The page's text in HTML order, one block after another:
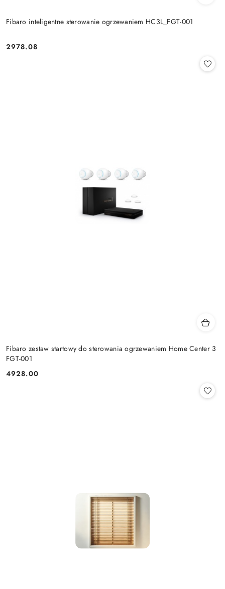
Fibaro inteligentne sterowanie ogrzewaniem HC3L_FGT-001
Cena:
2978.08
Fibaro zestaw startowy do sterowania ogrzewaniem Home Center 3
FGT-001
Cena:
4928.00